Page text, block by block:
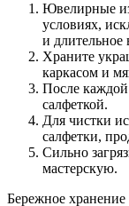
Ювелирные
условиях,
и длительное
Храните
каркасом и
После
салфеткой.
Для чистки
салфетки,
Сильно
мастерскую.
Бережное